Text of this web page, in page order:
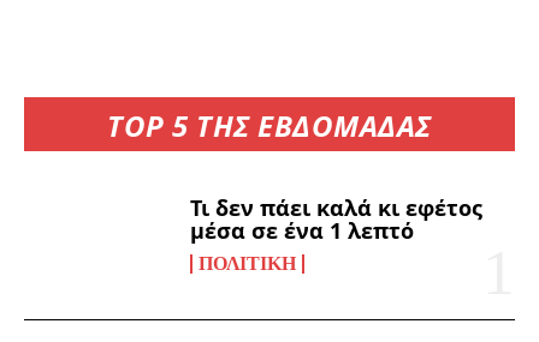
TOP 5 ΤΗΣ ΕΒΔΟΜΑΔΑΣ
Τι δεν πάει καλά κι εφέτος
μέσα σε ένα 1 λεπτό
ΠΟΛΙΤΙΚΉ